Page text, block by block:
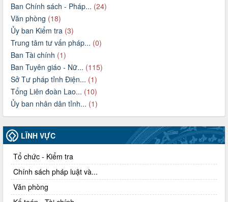
Ban Chính sách - Pháp... (24)
Văn phòng (18)
Ủy ban Kiểm tra (3)
Trung tâm tư vấn pháp... (0)
Ban Tài chính (1)
Ban Tuyên giáo - Nữ... (115)
Sở Tư pháp tỉnh Điện... (1)
Tổng Liên đoàn Lao... (10)
Ủy ban nhân dân tỉnh... (1)
LĨNH VỰC
Tổ chức - Kiểm tra
Chính sách pháp luật và...
Văn phòng